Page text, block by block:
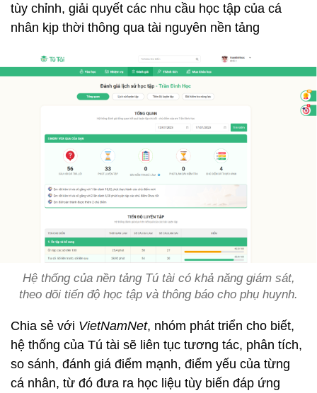
tùy chỉnh, giải quyết các nhu cầu học tập của cá
nhân kịp thời thông qua tài nguyên nền tảng
Hệ thống của nền tảng Tú tài có khả năng giám sát,
theo dõi tiến độ học tập và thông báo cho phụ huynh.
Chia sẻ với VietNamNet, nhóm phát triển cho biết,
hệ thống của Tú tài sẽ liên tục tương tác, phân tích,
so sánh, đánh giá điểm mạnh, điểm yếu của từng
cá nhân, từ đó đưa ra học liệu tùy biến đáp ứng